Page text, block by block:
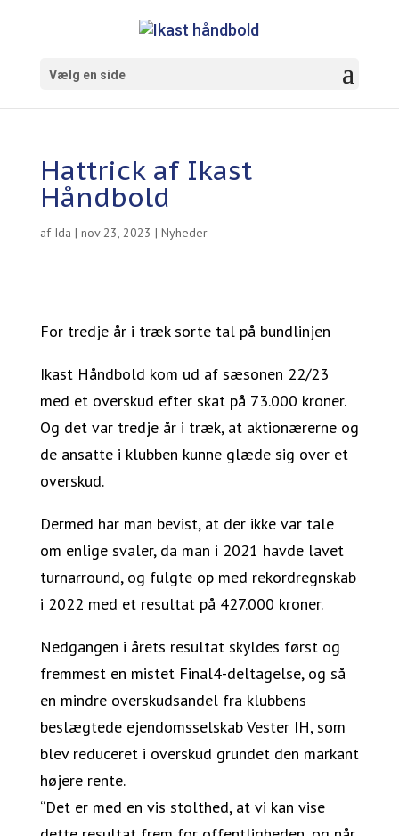
Vælg en side
Hattrick af Ikast
Håndbold
af Ida | nov 23, 2023 | Nyheder
For tredje år i træk sorte tal på bundlinjen
Ikast Håndbold kom ud af sæsonen 22/23
med et overskud efter skat på 73.000 kroner.
Og det var tredje år i træk, at aktionærerne og
de ansatte i klubben kunne glæde sig over et
overskud.
Dermed har man bevist, at der ikke var tale
om enlige svaler, da man i 2021 havde lavet
turnarround, og fulgte op med rekordregnskab
i 2022 med et resultat på 427.000 kroner.
Nedgangen i årets resultat skyldes først og
fremmest en mistet Final4-deltagelse, og så
en mindre overskudsandel fra klubbens
beslægtede ejendomsselskab Vester IH, som
blev reduceret i overskud grundet den markant
højere rente.
“Det er med en vis stolthed, at vi kan vise